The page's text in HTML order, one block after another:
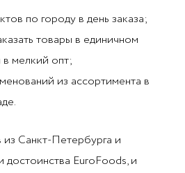
по городу в день заказа;
товары в единичном
в мелкий опт;
из ассортимента в
Санкт-Петербурга и
EuroFoods, и